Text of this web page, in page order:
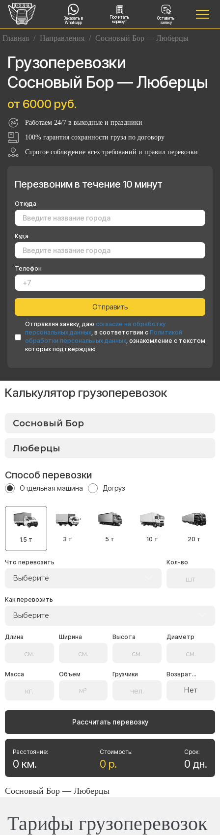
Заказать в
Whatsapp
Посчитать
маршрут
Оставить
заявку
Главная / Направления / Сосновый Бор — Люберцы
Грузоперевозки
Сосновый Бор — Люберцы
от 6000 руб.
Работаем 24/7 в выходные и праздники
100% гарантия сохранности груза по договору
Строгое соблюдение всех требований и правил перевозки
Перезвоним в течение 10 минут
Откуда
Куда
Телефон
Отправляя заявку, даю согласие на обработку
персональных данных, в соответствии с Политикой
обработки персональных данных, ознакомление с текстом
которых подтверждаю
Калькулятор грузоперевозок
Способ перевозки
Отдельная машина Догруз
1.5 т 3 т 5 т 10 т 20 т
Что перевозить
Выберите
Кол-во
Как перевозить
Выберите
Длина Ширина Высота Диаметр
Масса Объем Грузчики Возврат...
Нет
Рассчитать перевозку
Стоимость:
0 р.
Расстояние:
0 км.
Срок:
0 дн.
Сосновый Бор — Люберцы
Тарифы грузоперевозок